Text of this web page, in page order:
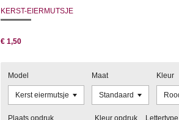
KERST-EIERMUTSJE
€ 1,50
Model Maat Kleur
Plaats opdruk Kleur opdruk Lettertype